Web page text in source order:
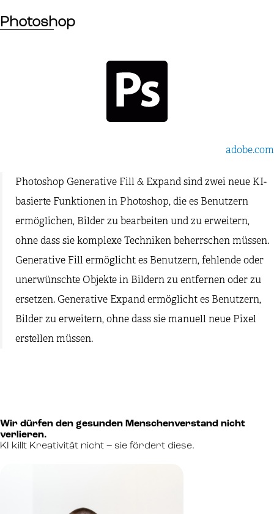
Photoshop
adobe.com
Photoshop Generative Fill & Expand sind zwei neue KI-
basierte Funktionen in Photoshop, die es Benutzern
ermöglichen, Bilder zu bearbeiten und zu erweitern,
ohne dass sie komplexe Techniken beherrschen müssen.
Generative Fill ermöglicht es Benutzern, fehlende oder
unerwünschte Objekte in Bildern zu entfernen oder zu
ersetzen. Generative Expand ermöglicht es Benutzern,
Bilder zu erweitern, ohne dass sie manuell neue Pixel
erstellen müssen.
Wir dürfen den gesunden Menschenverstand nicht
verlieren.
KI killt Kreativität nicht – sie fördert diese.